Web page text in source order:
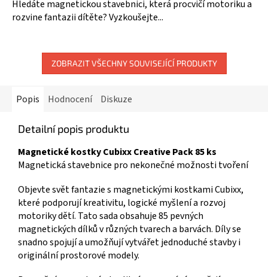
z
Hledáte magnetickou stavebnici, která procvičí motoriku a
rozvine fantazii dítěte? Vyzkoušejte...
ZOBRAZIT VŠECHNY SOUVISEJÍCÍ PRODUKTY
Popis Hodnocení Diskuze
Detailní popis produktu
Magnetické kostky Cubixx Creative Pack 85 ks
Magnetická stavebnice pro nekonečné možnosti tvoření
Objevte svět fantazie s magnetickými kostkami Cubixx,
které podporují kreativitu, logické myšlení a rozvoj
motoriky dětí. Tato sada obsahuje 85 pevných
magnetických dílků v různých tvarech a barvách. Díly se
snadno spojují a umožňují vytvářet jednoduché stavby i
originální prostorové modely.